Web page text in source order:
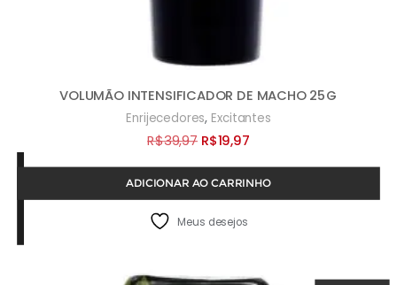
VOLUMÃO INTENSIFICADOR DE MACHO 25G
Enrijecedores, Excitantes
R$39,97 O
preço
original
R$39,97.
R$19,97O
preço
atual
ADICIONAR AO CARRINHO
Meus desejos